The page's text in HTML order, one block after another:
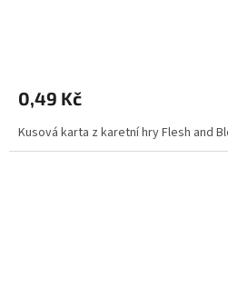
0,49 Kč
Kusová karta z karetní hry Flesh and